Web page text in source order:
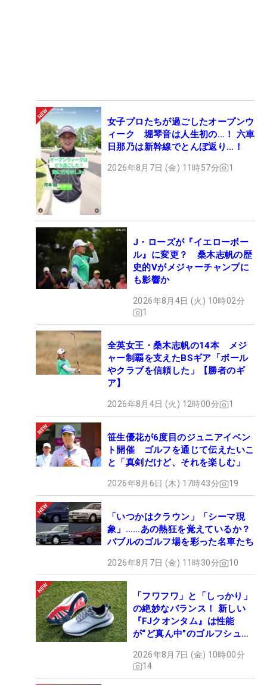
女子プロたちが過ごしたオープンウ
ィーク 堀琴音は人生初の…！ 六車
日那乃は新幹線でとんぼ返り…！
2026年8月7日 (金) 11時57分 1
J・ローズが『イエローボー
ル』に変更？ 桑木志帆の歴
史的Vがメジャーチャンプに
も影響か
2026年8月4日 (火) 10時02分
1
全英女王・桑木志帆の14本 メジ
ャー制覇を支えたBSギア「ボール
やクラブを信頼した」【勝者のギ
ア】
2026年8月4日 (火) 12時00分 1
笹生優花が6度目のジュニアイベン
ト開催 ゴルフを通じて伝えたいこ
と「真剣だけど、それを楽しむ」
2026年8月6日 (木) 17時43分 19
「いつかはクラウン」「シーマ現
象」……あの熱狂を覚えているか？
バブルのゴルフ場を彩った名車たち
2026年8月7日 (金) 11時30分 10
「フワフワ」と「しっかり」
の絶妙なバランス！ 新しい
『FJクオンタム』は性能
が“ど真ん中”のゴルフシュー
2026年8月7日 (金) 10時00分
14